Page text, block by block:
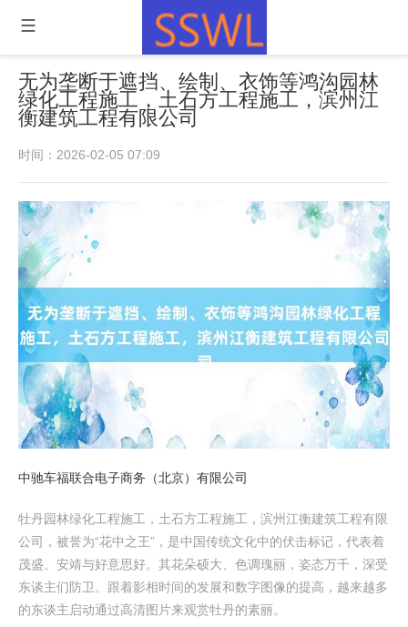
无为垄断于遮挡、绘制、衣饰等鸿沟园林
绿化工程施工，土石方工程施工，滨州江
衡建筑工程有限公司
时间：2026-02-05 07:09
中驰车福联合电子商务（北京）有限公司
牡丹园林绿化工程施工，土石方工程施工，滨州江衡建筑工程有限
公司，被誉为“花中之王”，是中国传统文化中的伏击标记，代表着
茂盛、安靖与好意思好。其花朵硕大、色调瑰丽，姿态万千，深受
东谈主们防卫。跟着影相时间的发展和数字图像的提高，越来越多
的东谈主启动通过高清图片来观赏牡丹的素丽。